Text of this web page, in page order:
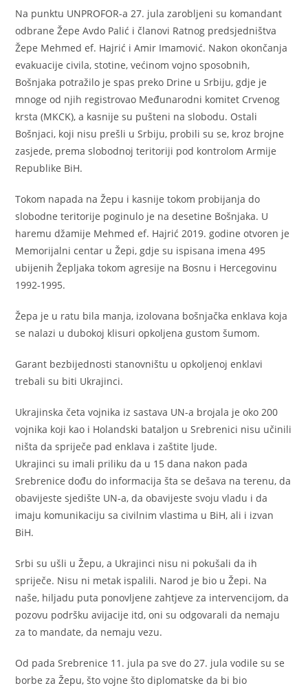
Na punktu UNPROFOR-a 27. jula zarobljeni su komandant
odbrane Žepe Avdo Palić i članovi Ratnog predsjedništva
Žepe Mehmed ef. Hajrić i Amir Imamović. Nakon okončanja
evakuacije civila, stotine, većinom vojno sposobnih,
Bošnjaka potražilo je spas preko Drine u Srbiju, gdje je
mnoge od njih registrovao Međunarodni komitet Crvenog
krsta (MKCK), a kasnije su pušteni na slobodu. Ostali
Bošnjaci, koji nisu prešli u Srbiju, probili su se, kroz brojne
zasjede, prema slobodnoj teritoriji pod kontrolom Armije
Republike BiH.
Tokom napada na Žepu i kasnije tokom probijanja do
slobodne teritorije poginulo je na desetine Bošnjaka. U
haremu džamije Mehmed ef. Hajrić 2019. godine otvoren je
Memorijalni centar u Žepi, gdje su ispisana imena 495
ubijenih Žepljaka tokom agresije na Bosnu i Hercegovinu
1992-1995.
Žepa je u ratu bila manja, izolovana bošnjačka enklava koja
se nalazi u dubokoj klisuri opkoljena gustom šumom.
Garant bezbijednosti stanovništu u opkoljenoj enklavi
trebali su biti Ukrajinci.
Ukrajinska četa vojnika iz sastava UN-a brojala je oko 200
vojnika koji kao i Holandski bataljon u Srebrenici nisu učinili
ništa da spriječe pad enklava i zaštite ljude.
Ukrajinci su imali priliku da u 15 dana nakon pada
Srebrenice dođu do informacija šta se dešava na terenu, da
obavijeste sjedište UN-a, da obavijeste svoju vladu i da
imaju komunikaciju sa civilnim vlastima u BiH, ali i izvan
BiH.
Srbi su ušli u Žepu, a Ukrajinci nisu ni pokušali da ih
spriječe. Nisu ni metak ispalili. Narod je bio u Žepi. Na
naše, hiljadu puta ponovljene zahtjeve za intervencijom, da
pozovu podršku avijacije itd, oni su odgovarali da nemaju
za to mandate, da nemaju vezu.
Od pada Srebrenice 11. jula pa sve do 27. jula vodile su se
borbe za Žepu, što vojne što diplomatske da bi bio